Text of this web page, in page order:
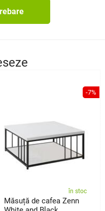
-7%
în stoc
Măsuță de cafea Zenn